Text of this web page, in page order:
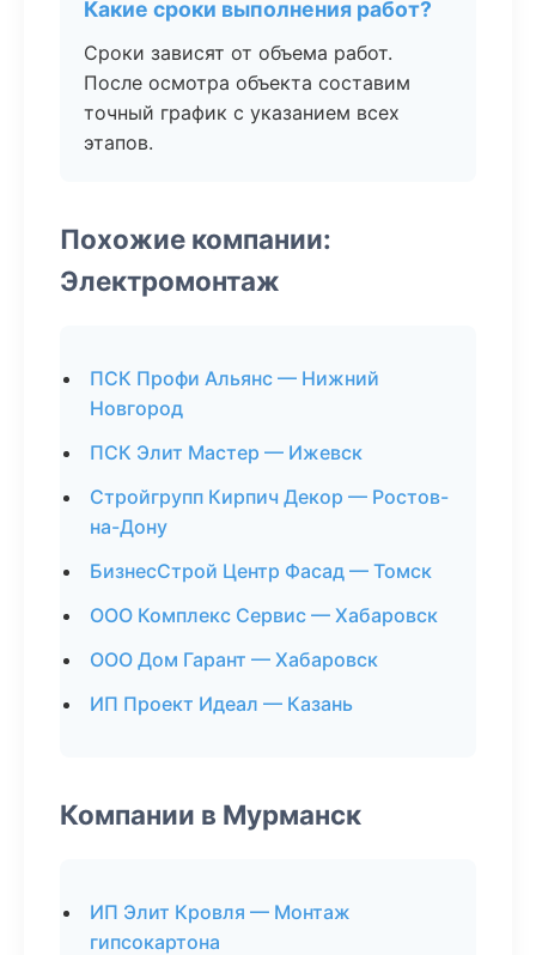
Какие сроки выполнения работ?
Сроки зависят от объема работ.
После осмотра объекта составим
точный график с указанием всех
этапов.
Похожие компании:
Электромонтаж
ПСК Профи Альянс — Нижний
Новгород
ПСК Элит Мастер — Ижевск
Стройгрупп Кирпич Декор — Ростов-
на-Дону
БизнесСтрой Центр Фасад — Томск
ООО Комплекс Сервис — Хабаровск
ООО Дом Гарант — Хабаровск
ИП Проект Идеал — Казань
Компании в Мурманск
ИП Элит Кровля — Монтаж
гипсокартона